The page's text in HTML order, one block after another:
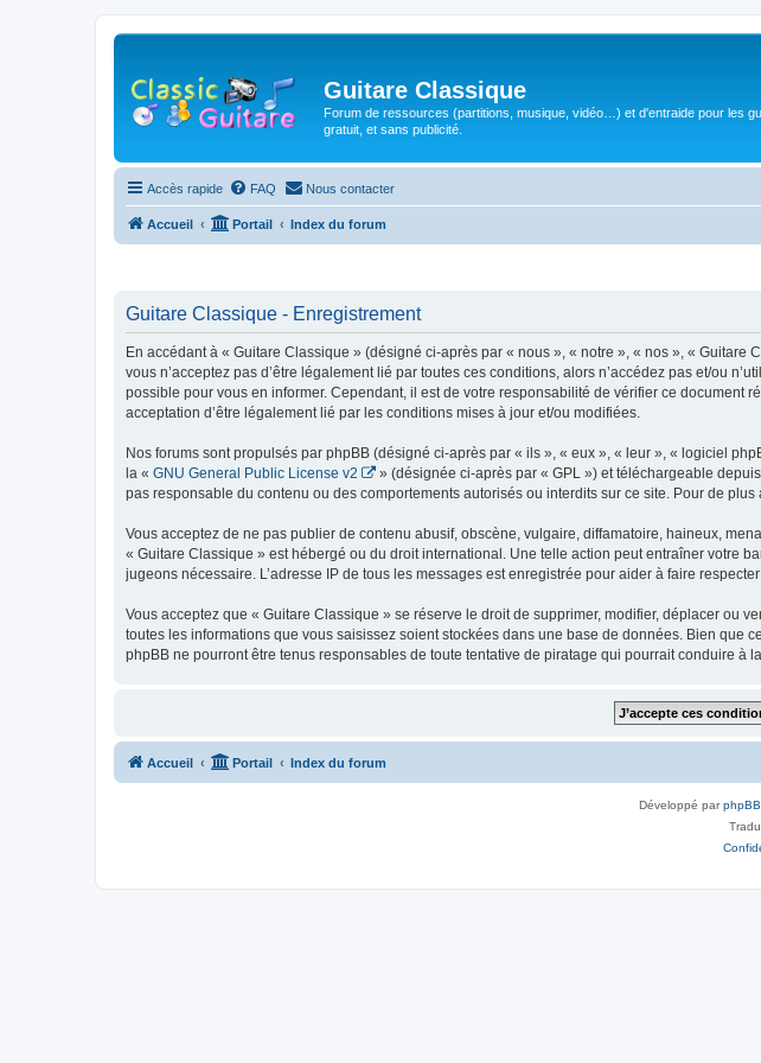
Guitare Classique
Forum de ressources (partitions, musique, vidéo…) et d'entraide pour les
gratuit, et sans publicité.
Accès rapide FAQ Nous contacter
Accueil Portail Index du forum
Guitare Classique - Enregistrement
En accédant à « Guitare Classique » (désigné ci-après par « nous », « notre », « nos », «
vous n’acceptez pas d’être légalement lié par toutes ces conditions, alors n’accédez pas et/ou
possible pour vous en informer. Cependant, il est de votre responsabilité de vérifier ce
acceptation d’être légalement lié par les conditions mises à jour et/ou modifiées.
Nos forums sont propulsés par phpBB (désigné ci-après par « ils », « eux », « leur », « logiciel
la « GNU General Public License v2 » (désignée ci-après par « GPL ») et téléchargeable depuis
pas responsable du contenu ou des comportements autorisés ou interdits sur ce site. Pour de
Vous acceptez de ne pas publier de contenu abusif, obscène, vulgaire, diffamatoire, haineux,
« Guitare Classique » est hébergé ou du droit international. Une telle action peut entraîner votre
jugeons nécessaire. L’adresse IP de tous les messages est enregistrée pour aider à faire
Vous acceptez que « Guitare Classique » se réserve le droit de supprimer, modifier, déplacer ou
toutes les informations que vous saisissez soient stockées dans une base de données. Bien que
phpBB ne pourront être tenus responsables de toute tentative de piratage qui pourrait conduire à
Accueil Portail Index du forum
Développé parphpBB